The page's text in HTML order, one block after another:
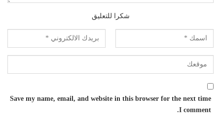
شكرا للتعليق
Save my name, email, and website in this browser for the next time
I comment.